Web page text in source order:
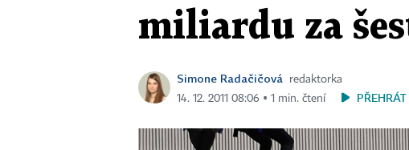
miliardu za
Simone Radačičová
redaktorka
14. 12. 2011 08:06 ▪ 1 min. čtení